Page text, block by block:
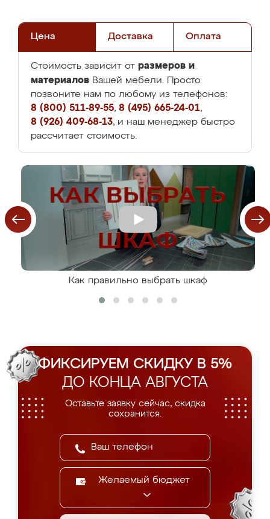
Цена Доставка Оплата
Стоимость зависит от размеров и
материалов Вашей мебели. Просто
позвоните нам по любому из телефонов:
8 (800) 511-89-55, 8 (495) 665-24-01,
8 (926) 409-68-13, и наш менеджер быстро
рассчитает стоимость.
Как правильно выбрать шкаф
ФИКСИРУЕМ СКИДКУ В 5%
ДО КОНЦА АВГУСТА
Оставьте заявку сейчас, скидка
сохранится.
Желаемый бюджет